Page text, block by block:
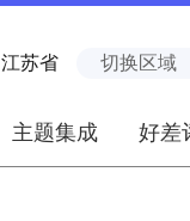
江苏省 切换区域
主题集成 好差